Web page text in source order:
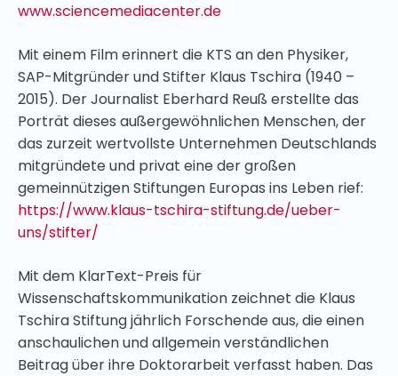
www.sciencemediacenter.de
Mit einem Film erinnert die KTS an den Physiker,
SAP-Mitgründer und Stifter Klaus Tschira (1940 –
2015). Der Journalist Eberhard Reuß erstellte das
Porträt dieses außergewöhnlichen Menschen, der
das zurzeit wertvollste Unternehmen Deutschlands
mitgründete und privat eine der großen
gemeinnützigen Stiftungen Europas ins Leben rief:
https://www.klaus-tschira-stiftung.de/ueber-
uns/stifter/
Mit dem KlarText-Preis für
Wissenschaftskommunikation zeichnet die Klaus
Tschira Stiftung jährlich Forschende aus, die einen
anschaulichen und allgemein verständlichen
Beitrag über ihre Doktorarbeit verfasst haben. Das